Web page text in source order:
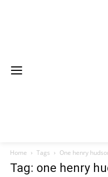
Home Tags One henry
Tag: one henry